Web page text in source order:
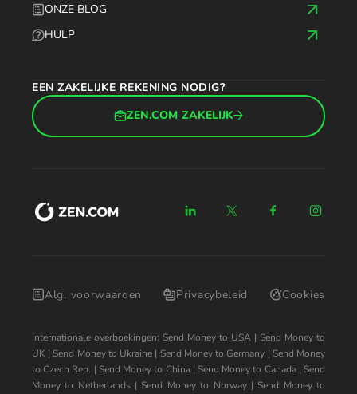
ONZE BLOG
HULP
EEN ZAKELIJKE REKENING NODIG?
ZEN.COM ZAKELIJK
Alg. voorwaarden Privacybeleid Cookies
Internationale overboekingen: Send Money to USA | Send Money to
UK | Send Money to Ukraine | Send Money to Germany | Send Money
to Czech Rep. | Send Money to China| Send Money to Canada| Send
Money to Netherlands | Send Money to Norway| Send Money to